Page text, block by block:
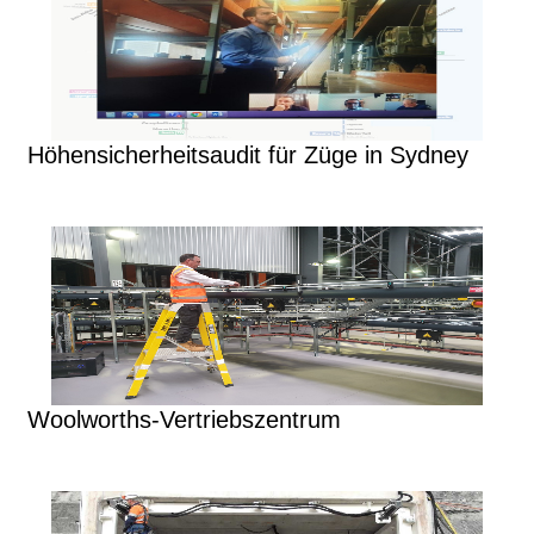
Höhensicherheitsaudit für Züge in Sydney
Woolworths-Vertriebszentrum